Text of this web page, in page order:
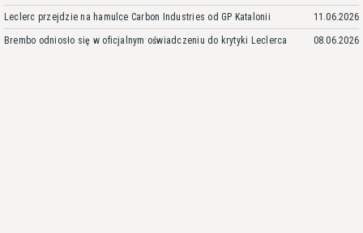
Leclerc przejdzie na hamulce Carbon Industries od GP Katalonii 11.06.2026
Brembo odniosło się w oficjalnym oświadczeniu do krytyki Leclerca 08.06.2026